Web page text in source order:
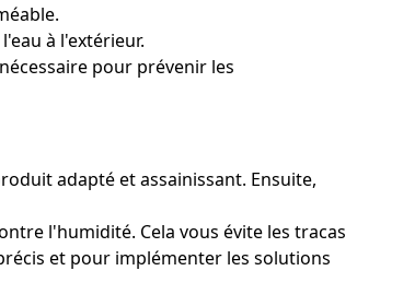
à l'extérieur.
pour prévenir les
adapté et assainissant. Ensuite,
l'humidité. Cela vous évite les tracas
et pour implémenter les solutions